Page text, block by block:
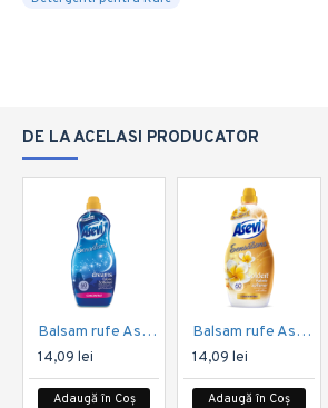
DE LA ACELASI PRODUCATOR
Balsam rufe Asevi Sensations Dreams 1.44 L 60 Spalari
14,09 lei
Adaugă în Coș
Balsam rufe Asevi Sensations Golden 1,44 L 60 spalari
14,09 lei
Adaugă în Coș